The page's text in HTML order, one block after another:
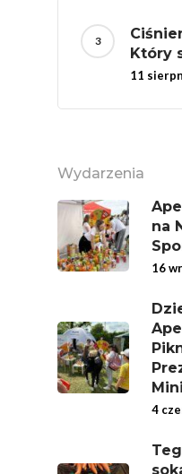
Który
11
Wydarzenia
na
16
4